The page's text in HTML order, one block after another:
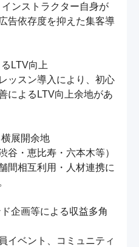
インストラクター自身が
告依存度を抑えた集客導
LTV向上
ッスン導入により、初心
によるLTV向上余地があ
展開余地
谷・恵比寿・六本木等）
間相互利用・人材連携に
企画等による収益多角
イベント、コミュニティ